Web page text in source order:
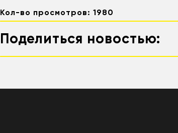
Кол-во просмотров: 1980
Поделиться новостью: